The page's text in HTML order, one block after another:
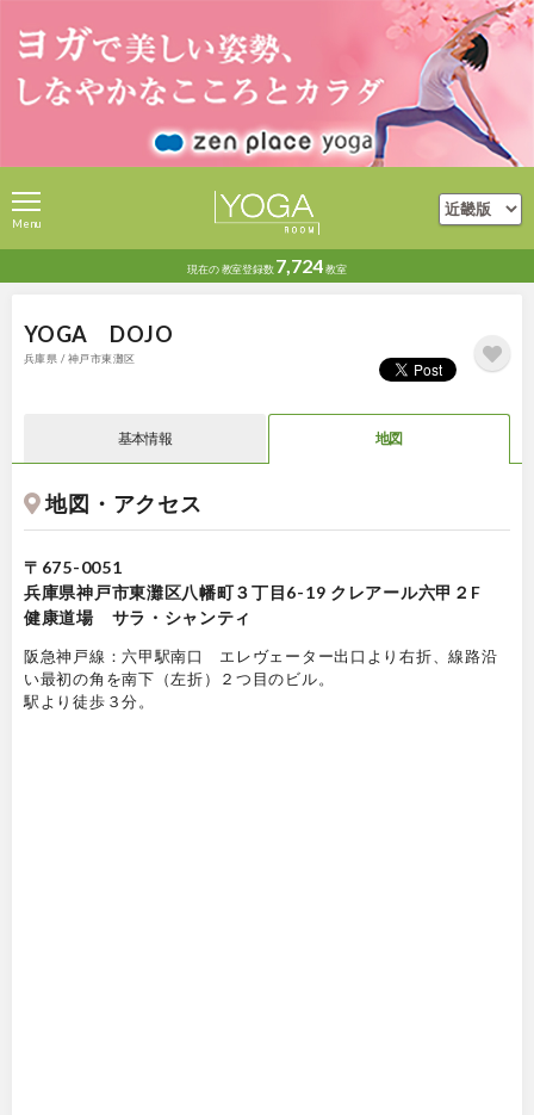
現在の教室登録数 7,724教室
Menu
YOGA DOJO
兵庫県 / 神戸市東灘区
基本情報 地図
地図・アクセス
〒675-0051
兵庫県神戸市東灘区八幡町３丁目6-19 クレアール六甲２F
健康道場 サラ・シャンティ
阪急神戸線：六甲駅南口 エレヴェーター出口より右折、線路沿
い最初の角を南下（左折）２つ目のビル。
駅より徒歩３分。